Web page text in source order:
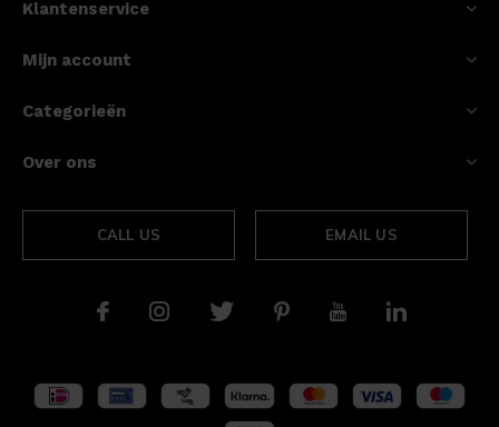
Klantenservice
Mijn account
Categorieën
Over ons
CALL US EMAIL US